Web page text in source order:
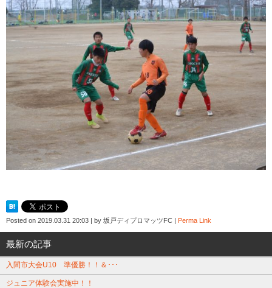
Posted on 2019.03.31 20:03 | by 坂戸ディプロマッツFC | Perma Link
最新の記事
入間市大会U10 準優勝！！＆･･･
ジュニア体験会実施中！！